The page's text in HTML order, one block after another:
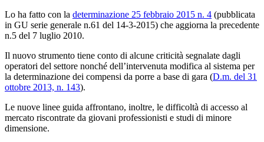
Lo ha fatto con la determinazione 25 febbraio 2015 n. 4 (pubblicata
in GU serie generale n.61 del 14-3-2015) che aggiorna la precedente
n.5 del 7 luglio 2010.
Il nuovo strumento tiene conto di alcune criticità segnalate dagli
operatori del settore nonché dell’intervenuta modifica al sistema per
la determinazione dei compensi da porre a base di gara (D.m. del 31
ottobre 2013, n. 143).
Le nuove linee guida affrontano, inoltre, le difficoltà di accesso al
mercato riscontrate da giovani professionisti e studi di minore
dimensione.